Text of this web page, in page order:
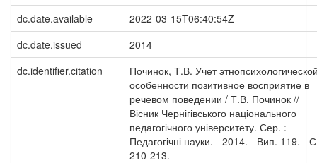
dc.date.available
2022-03-15T06:40:54Z
dc.date.issued
2014
dc.identifier.citation
Починок, Т.В. Учет
особенности позитивное восприятие в
речевом поведении / Т.В. Починок //
Вісник Чернігівського національного
педагогічного університету. Сер. :
Педагогічні науки. - 2014. - Вип. 119. -
210-213.